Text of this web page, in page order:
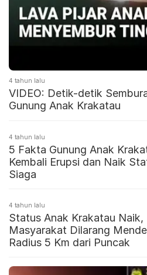
4 tahun lalu
VIDEO: Detik-detik
Gunung Anak Krakatau
4 tahun lalu
5 Fakta Gunung Anak
Kembali Erupsi dan Naik
Siaga
4 tahun lalu
Status Anak Krakatau Naik,
Masyarakat Dilarang
Radius 5 Km dari Puncak